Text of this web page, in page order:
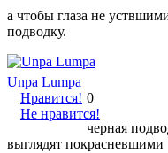
а чтобы глаза не
подводку.
Unpa Lumpa
Нравится!
Не нравится!
0
черная
выглядят покрасневшими